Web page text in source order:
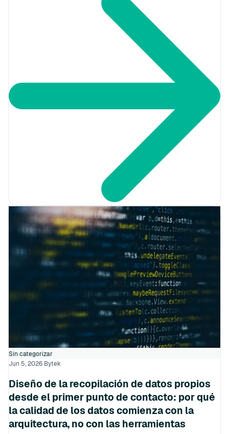
Sin categorizar
Jun 5, 2026 Bytek
Diseño de la recopilación de datos propios
desde el primer punto de contacto: por qué
la calidad de los datos comienza con la
arquitectura, no con las herramientas